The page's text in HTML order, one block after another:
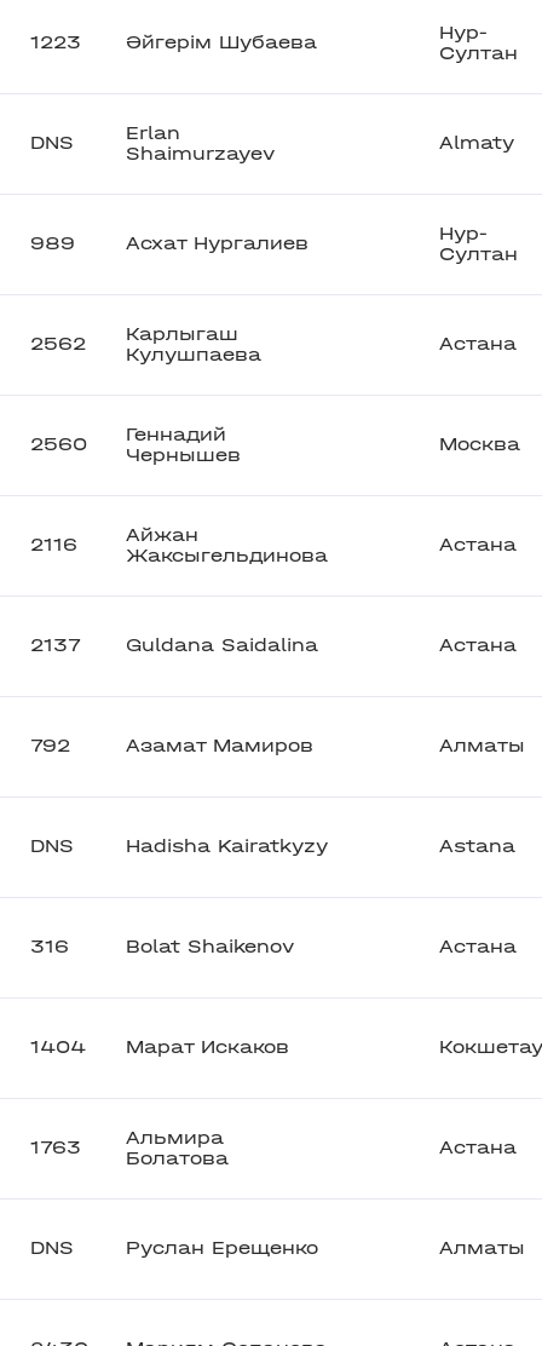
1223 Әйгерім Шубаева
Нур-
Султан
DNS
Erlan
Shaimurzayev
Almaty
989 Асхат Нургалиев
Нур-
Султан
2562
Карлыгаш
Кулушпаева
Астана
2560
Геннадий
Чернышев
Москва
2116
Айжан
Жаксыгельдинова
Астана
2137 Guldana Saidalina Астана
792 Азамат Мамиров Алматы
DNS Hadisha Kairatkyzy Astana
316 Bolat Shaikenov Астана
1404 Марат Искаков Кокшетау
1763
Альмира
Болатова
Астана
DNS Руслан Ерещенко Алматы